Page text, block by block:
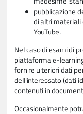
pubblicazione
di altri
YouTube.
Nel caso di esami di
piattaforma e-
fornire ulteriori dati
dell'interessato (dati
contenuti in
Occasionalmente